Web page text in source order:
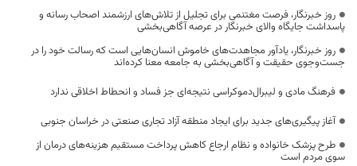
روز خبرنگار، فرصت مغتنمی برای تجلیل از تلاش‌های ارزشمند اصحاب رسانه و
پاسداشت جایگاه والای خبرنگار در عرصه آگاهی‌بخشی
روز خبرنگار، یادآور مجاهدت‌های خاموش انسان‌هایی است که رسالت خود را در
جست‌وجوی حقیقت و آگاهی‌بخشی به جامعه معنا کرده‌اند
فرهنگ مادی و لیبرال‌دموکراسی نتیجه‌ای جز فساد و انحطاط اخلاقی ندارد
آغاز پیگیری‌های جدید برای ایجاد منطقه آزاد تجاری صنعتی در خراسان جنوبی
طرح پزشک خانواده و نظام ارجاع کاهش پرداخت مستقیم هزینه‌های درمان از
سوی مردم است